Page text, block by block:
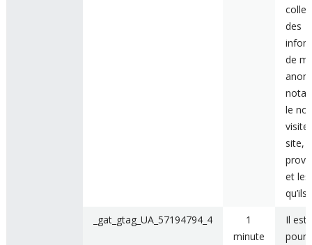
des
de
le
site,
et
_gat_gtag_UA_57194794_4
1
minute
Il est
pour